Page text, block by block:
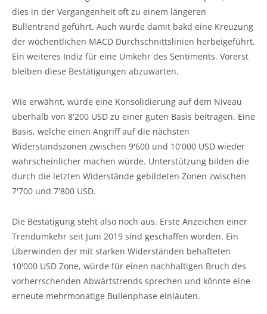
dies in der Vergangenheit oft zu einem längeren
Bullentrend geführt. Auch würde damit bakd eine Kreuzung
der wöchentlichen MACD Durchschnittslinien herbeigeführt.
Ein weiteres Indiz für eine Umkehr des Sentiments. Vorerst
bleiben diese Bestätigungen abzuwarten.
Wie erwähnt, würde eine Konsolidierung auf dem Niveau
überhalb von 8'200 USD zu einer guten Basis beitragen. Eine
Basis, welche einen Angriff auf die nächsten
Widerstandszonen zwischen 9'600 und 10'000 USD wieder
wahrscheinlicher machen würde. Unterstützung bilden die
durch die letzten Widerstände gebildeten Zonen zwischen
7'700 und 7'800 USD.
Die Bestätigung steht also noch aus. Erste Anzeichen einer
Trendumkehr seit Juni 2019 sind geschaffen worden. Ein
Überwinden der mit starken Widerständen behafteten
10'000 USD Zone, würde für einen nachhaltigen Bruch des
vorherrschenden Abwärtstrends sprechen und könnte eine
erneute mehrmonatige Bullenphase einläuten.